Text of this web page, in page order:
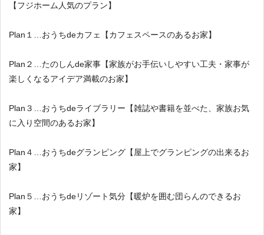
【フジホーム人気のプラン】
Plan１…おうちdeカフェ【カフェスペースのあるお家】
Plan２…たのしんde家事【家族がお手伝いしやすい工夫・家事が
楽しくなるアイデア満載のお家】
Plan３…おうちdeライブラリー【雑誌や書籍を並べた、家族お気
に入り空間のあるお家】
Plan４…おうちdeグランピング【屋上でグランピングの出来るお
家】
Plan５…おうちdeリゾート気分【暖炉を囲む団らんのできるお
家】